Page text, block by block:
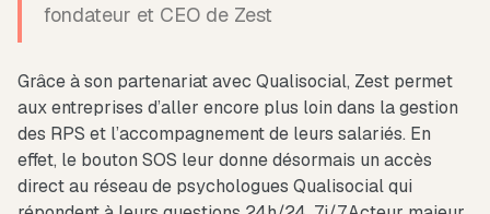
fondateur et CEO de Zest
Grâce à son partenariat avec Qualisocial, Zest permet
aux entreprises d’aller encore plus loin dans la gestion
des RPS et l’accompagnement de leurs salariés. En
effet, le bouton SOS leur donne désormais un accès
direct au réseau de psychologues Qualisocial qui